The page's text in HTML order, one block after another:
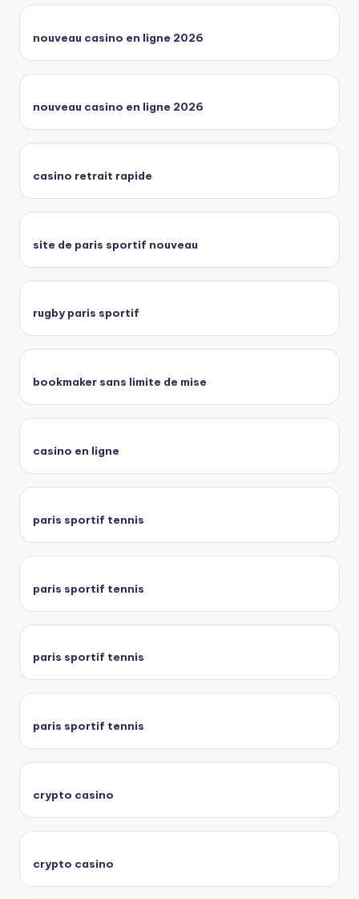
nouveau casino en ligne 2026
nouveau casino en ligne 2026
casino retrait rapide
site de paris sportif nouveau
rugby paris sportif
bookmaker sans limite de mise
casino en ligne
paris sportif tennis
paris sportif tennis
paris sportif tennis
paris sportif tennis
crypto casino
crypto casino